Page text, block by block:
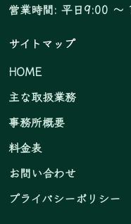
営業時間: 平日9:00 ～
サイトマップ
HOME
主な取扱業務
事務所概要
料金表
お問い合わせ
プライバシーポリシー